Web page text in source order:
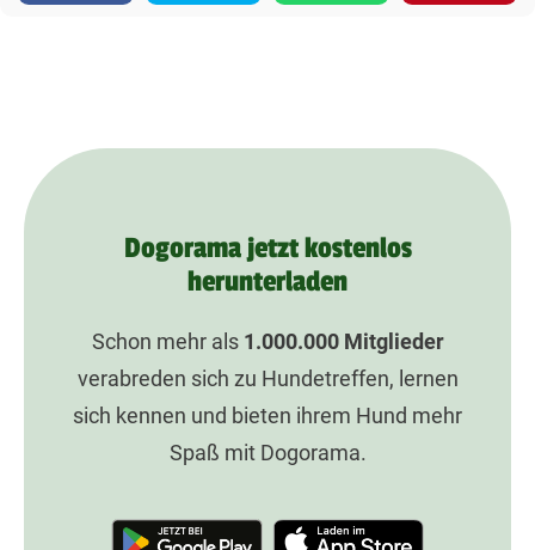
Dogorama jetzt kostenlos
herunterladen
Schon mehr als 1.000.000Mitglieder
verabreden sich zu Hundetreffen, lernen
sich kennen und bieten ihrem Hund mehr
Spaß mit Dogorama.